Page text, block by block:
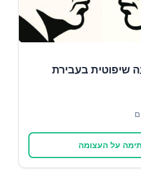
שיפוטית בעבירת
על העצומה